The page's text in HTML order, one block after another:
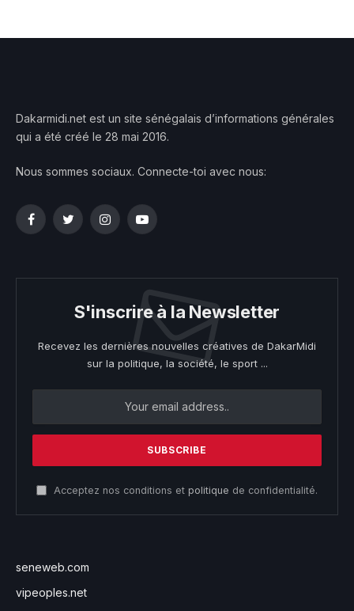
Dakarmidi.net est un site sénégalais d’informations générales
qui a été créé le 28 mai 2016.
Nous sommes sociaux. Connecte-toi avec nous:
FacebookTwitterInstagramYouTube
S'inscrire à la Newsletter
Recevez les dernières nouvelles créatives de DakarMidi
sur la politique, la société, le sport ...
Acceptez nos conditions et politique de confidentialité.
seneweb.com
vipeoples.net